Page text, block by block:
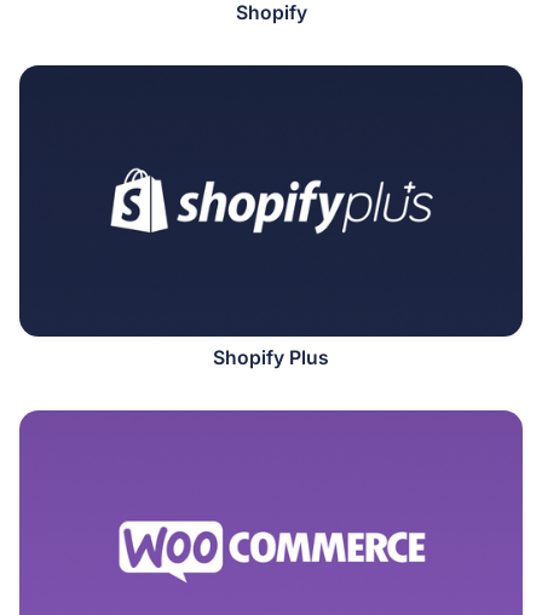
Shopify
Shopify Plus